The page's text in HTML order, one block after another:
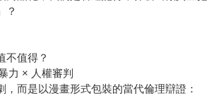
？
不值得？
力 × 人權審判
，而是以漫畫形式包裝的當代倫理辯證：